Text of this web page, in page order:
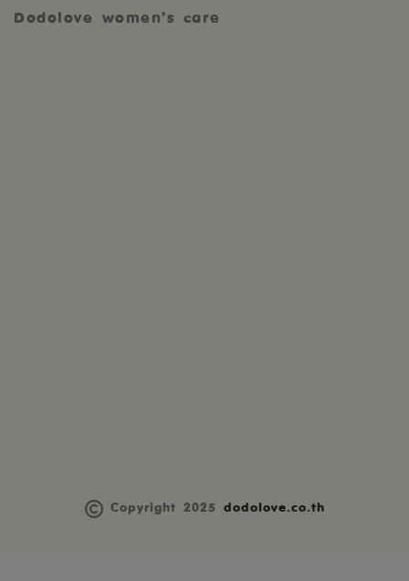
Dodolove women’s care
Copyright 2025 dodolove.co.th